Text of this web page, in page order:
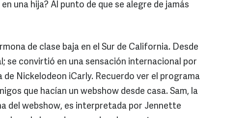
una hija? Al punto de que se alegre de jamás
de clase baja en el Sur de California. Desde
se convirtió en una sensación internacional por
de Nickelodeon iCarly. Recuerdo ver el programa
que hacían un webshow desde casa. Sam, la
del webshow, es interpretada por Jennette